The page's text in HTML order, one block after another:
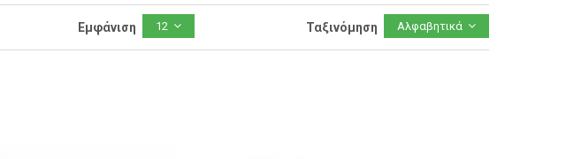
Εμφάνιση 12 Ταξινόμηση Αλφαβητικά